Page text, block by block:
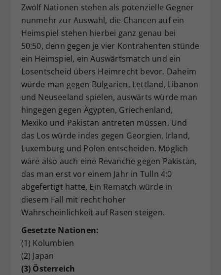
Zwölf Nationen stehen als potenzielle Gegner
nunmehr zur Auswahl, die Chancen auf ein
Heimspiel stehen hierbei ganz genau bei
50:50, denn gegen je vier Kontrahenten stünde
ein Heimspiel, ein Auswärtsmatch und ein
Losentscheid übers Heimrecht bevor. Daheim
würde man gegen Bulgarien, Lettland, Libanon
und Neuseeland spielen, auswärts würde man
hingegen gegen Ägypten, Griechenland,
Mexiko und Pakistan antreten müssen. Und
das Los würde indes gegen Georgien, Irland,
Luxemburg und Polen entscheiden. Möglich
wäre also auch eine Revanche gegen Pakistan,
das man erst vor einem Jahr in Tulln 4:0
abgefertigt hatte. Ein Rematch würde in
diesem Fall mit recht hoher
Wahrscheinlichkeit auf Rasen steigen.
Gesetzte Nationen:
(1) Kolumbien
(2) Japan
(3) Österreich